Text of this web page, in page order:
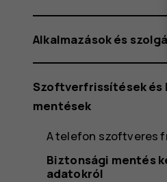
Alkalmazások és
Szoftverfrissítések és
mentések
A telefon szoftveres
Biztonsági mentés
adatokról